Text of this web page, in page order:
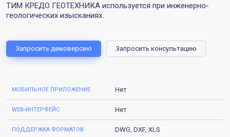
ТИМ КРЕДО ГЕОТЕХНИКА используется при инженерно-
геологических изысканиях.
Запросить демоверсию Запросить консультацию
МОБИЛЬНОЕ ПРИЛОЖЕНИЕ Нет
WEB-ИНТЕРФЕЙС Нет
ПОДДЕРЖКА ФОРМАТОВ DWG, DXF, XLS